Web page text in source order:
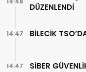
DÜZENLENDİ
BİLECİK
14:47
SİBER
14:47